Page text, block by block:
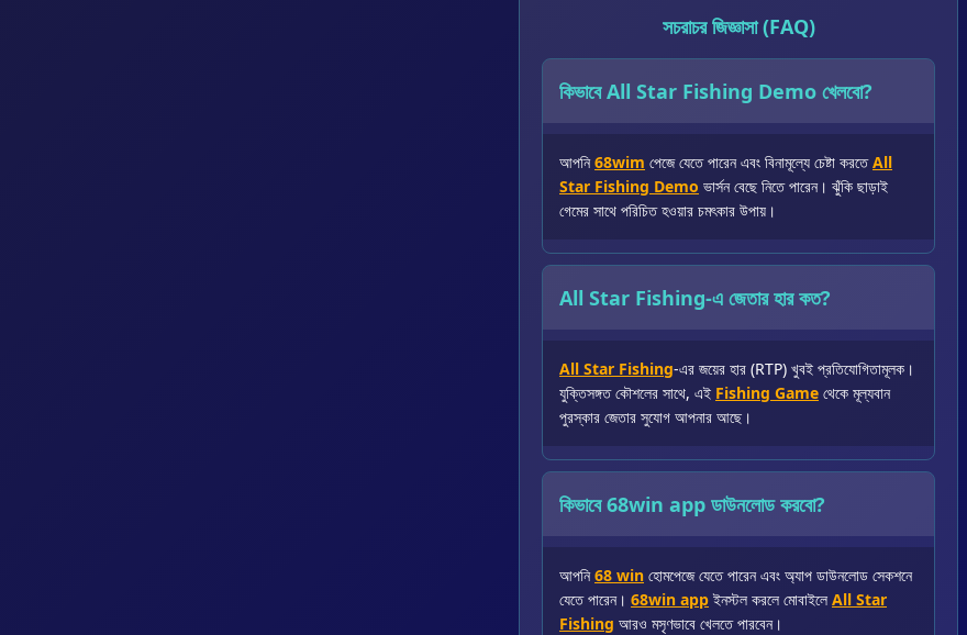
সচরাচর জিজ্ঞাসা (FAQ)
কিভাবে All Star Fishing Demo খেলবো?
আপনি68wim পেজে যেতে পারেন এবং বিনামূল্যে চেষ্টা করতেAll
Star Fishing Demo ভার্সন বেছে নিতে পারেন। ঝুঁকি ছাড়াই
গেমের সাথে পরিচিত হওয়ার চমৎকার উপায়।
All Star Fishing-এ জেতার হার কত?
All Star Fishing-এর জয়ের হার (RTP) খুবই প্রতিযোগিতামূলক।
যুক্তিসঙ্গত কৌশলের সাথে, এই Fishing Game থেকে মূল্যবান
পুরস্কার জেতার সুযোগ আপনার আছে।
কিভাবে 68win app ডাউনলোড করবো?
আপনি68 win হোমপেজে যেতে পারেন এবং অ্যাপ ডাউনলোড সেকশনে
যেতে পারেন। 68win appইনস্টল করলে মোবাইলে All Star
Fishing আরও মসৃণভাবে খেলতে পারবেন।